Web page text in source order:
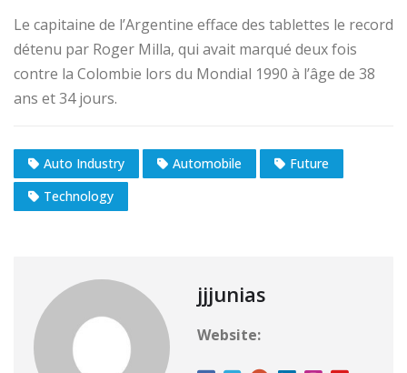
Le capitaine de l’Argentine efface des tablettes le record
détenu par Roger Milla, qui avait marqué deux fois
contre la Colombie lors du Mondial 1990 à l’âge de 38
ans et 34 jours.
Auto Industry Automobile
Future
Technology
jjjunias
Website: